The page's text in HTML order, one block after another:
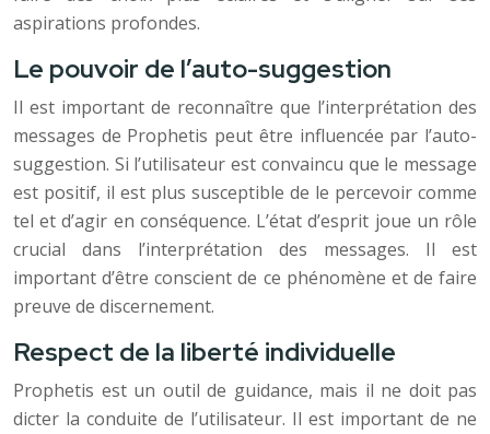
aspirations profondes.
Le pouvoir de l’auto-suggestion
Il est important de reconnaître que l’interprétation des
messages de Prophetis peut être influencée par l’auto-
suggestion. Si l’utilisateur est convaincu que le message
est positif, il est plus susceptible de le percevoir comme
tel et d’agir en conséquence. L’état d’esprit joue un rôle
crucial dans l’interprétation des messages. Il est
important d’être conscient de ce phénomène et de faire
preuve de discernement.
Respect de la liberté individuelle
Prophetis est un outil de guidance, mais il ne doit pas
dicter la conduite de l’utilisateur. Il est important de ne